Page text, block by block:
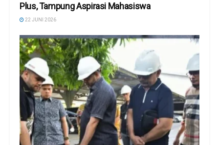
Plus, Tampung Aspirasi Mahasiswa
22 JUNI 2026